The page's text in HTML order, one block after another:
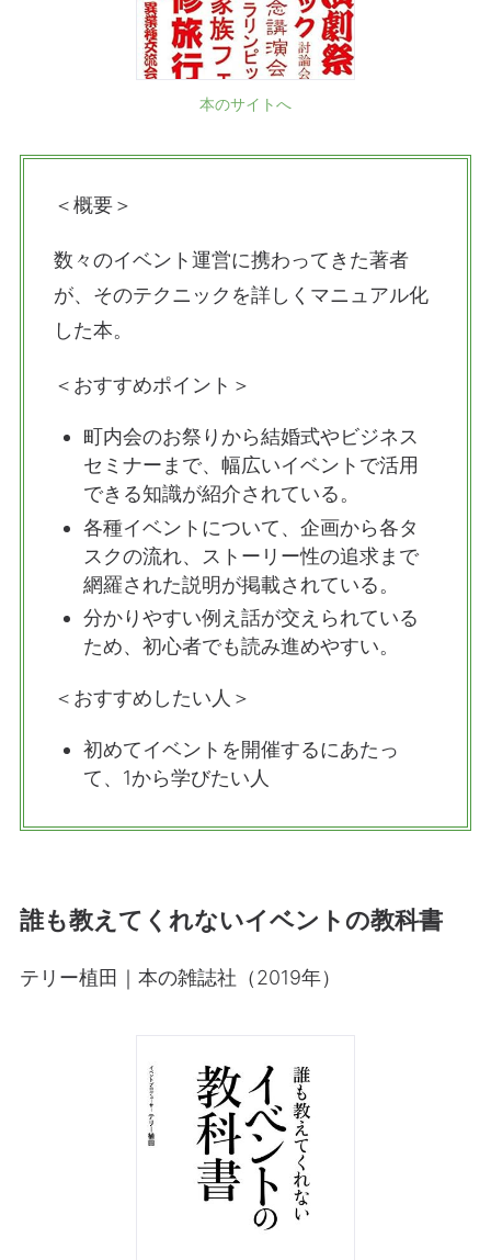
本のサイトへ
＜概要＞
数々のイベント運営に携わってきた著者
が、そのテクニックを詳しくマニュアル化
した本。
＜おすすめポイント＞
町内会のお祭りから結婚式やビジネス
セミナーまで、幅広いイベントで活用
できる知識が紹介されている。
各種イベントについて、企画から各タ
スクの流れ、ストーリー性の追求まで
網羅された説明が掲載されている。
分かりやすい例え話が交えられている
ため、初心者でも読み進めやすい。
＜おすすめしたい人＞
初めてイベントを開催するにあたっ
て、1から学びたい人
誰も教えてくれないイベントの教科書
テリー植田｜本の雑誌社（2019年）